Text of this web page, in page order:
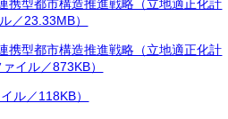
型都市構造推進戦略（立地適正化計
／23.33MB）
型都市構造推進戦略（立地適正化計
イル／873KB）
ル／118KB）